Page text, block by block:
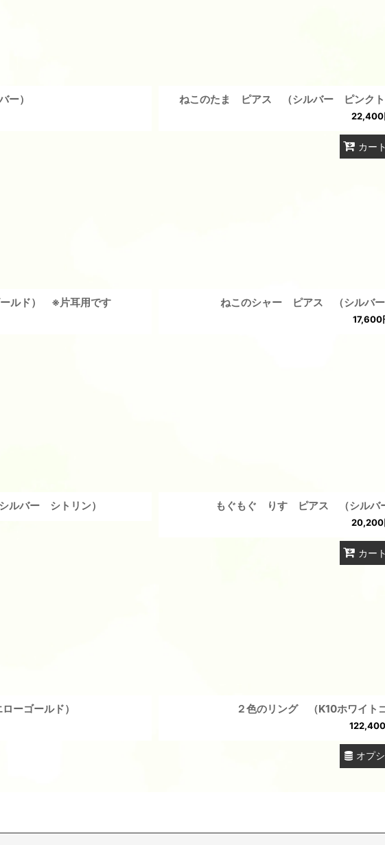
） ねこのたま ピアス （シルバー ピンク
22,400
カー
ルド） ※片耳用です ねこのシャー ピアス （シルバ
17,600
バー シトリン） もぐもぐ りす ピアス （シルバ
20,200
カー
ゴールド） ２色のリング （K10ホワイト
122,400
オプ